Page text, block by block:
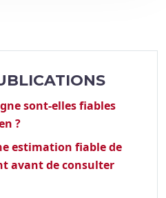
sont-elles fiables
?
estimation fiable de
avant de consulter